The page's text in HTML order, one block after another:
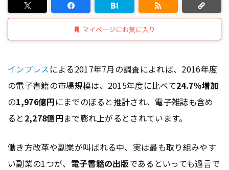
マイページにお気に入り
インプレスによる2017年7月の調査によれば、2016年度
の電子書籍の市場規模は、2015年度に比べて24.7％増加
の1,976億円にまでのぼると推計され、電子雑誌も含め
ると 2,278億円まで膨れ上がるとされています。
働き方改革や副業が叫ばれる中、実は最も取り組みやす
い副業の1つが、 電子書籍の出版であるといっても過言で